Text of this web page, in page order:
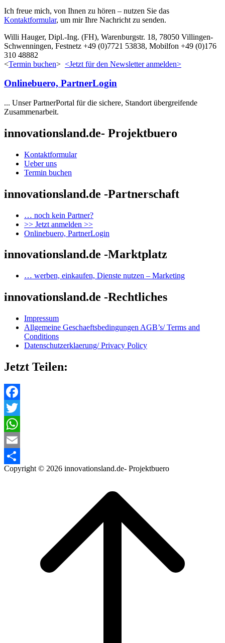
Ich freue mich, von Ihnen zu hören – nutzen Sie das
Kontaktformular, um mir Ihre Nachricht zu senden.
Willi Hauger, Dipl.-Ing. (FH), Warenburgstr. 18, 78050 Villingen-
Schwenningen, Festnetz +49 (0)7721 53838, Mobilfon +49 (0)176
310 48882
<Termin buchen> <Jetzt für den Newsletter anmelden>
Onlinebuero, PartnerLogin
... Unser PartnerPortal für die sichere, Standort übergreifende
Zusammenarbeit.
innovationsland.de- Projektbuero
Kontaktformular
Ueber uns
Termin buchen
innovationsland.de -Partnerschaft
… noch kein Partner?
>> Jetzt anmelden >>
Onlinebuero, PartnerLogin
innovationsland.de -Marktplatz
… werben, einkaufen, Dienste nutzen – Marketing
innovationsland.de -Rechtliches
Impressum
Allgemeine Geschaeftsbedingungen AGB’s/ Terms and
Conditions
Datenschutzerklaerung/ Privacy Policy
Jetzt Teilen:
Facebook
Twitter
WhatsApp
Email
Teilen
Copyright © 2026 innovationsland.de- Projektbuero